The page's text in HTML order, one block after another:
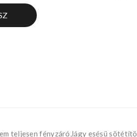
teljesen fényzáró,lágy esésü sötétítö